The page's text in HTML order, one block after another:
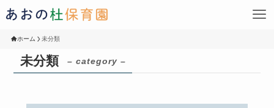
ホーム 未分類
未分類 – category –